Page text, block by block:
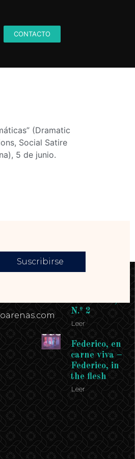
CONTACTO
(Dramatic
Social Satire
5 de junio.
Suscribirse
Enlaces
N.º 2
Leer
Federico, en
carne viva –
Federico, in
the flesh
Leer